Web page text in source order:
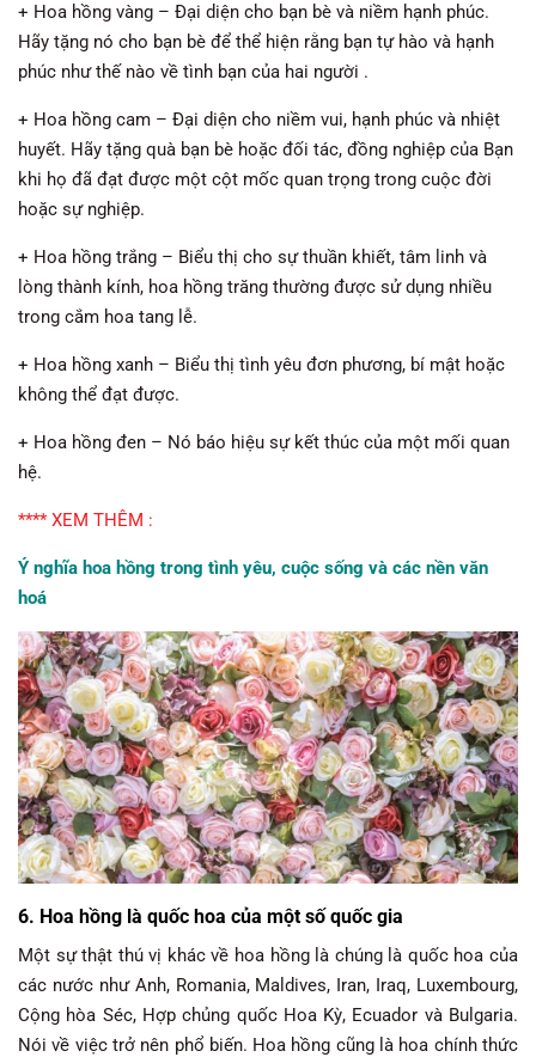
+ Hoa hồng vàng – Đại diện cho bạn bè và niềm hạnh phúc.
Hãy tặng nó cho bạn bè để thể hiện rằng bạn tự hào và hạnh
phúc như thế nào về tình bạn của hai người .
+ Hoa hồng cam – Đại diện cho niềm vui, hạnh phúc và nhiệt
huyết. Hãy tặng quà bạn bè hoặc đối tác, đồng nghiệp của Bạn
khi họ đã đạt được một cột mốc quan trọng trong cuộc đời
hoặc sự nghiệp.
+ Hoa hồng trắng – Biểu thị cho sự thuần khiết, tâm linh và
lòng thành kính, hoa hồng trăng thường được sử dụng nhiều
trong cắm hoa tang lễ.
+ Hoa hồng xanh – Biểu thị tình yêu đơn phương, bí mật hoặc
không thể đạt được.
+ Hoa hồng đen – Nó báo hiệu sự kết thúc của một mối quan
hệ.
**** XEM THÊM :
Ý nghĩa hoa hồng trong tình yêu, cuộc sống và các nền văn
hoá
6. Hoa hồng là quốc hoa của một số quốc gia
Một sự thật thú vị khác về hoa hồng là chúng là quốc hoa của
các nước như Anh, Romania, Maldives, Iran, Iraq, Luxembourg,
Cộng hòa Séc, Hợp chủng quốc Hoa Kỳ, Ecuador và Bulgaria.
Nói về việc trở nên phổ biến. Hoa hồng cũng là hoa chính thức